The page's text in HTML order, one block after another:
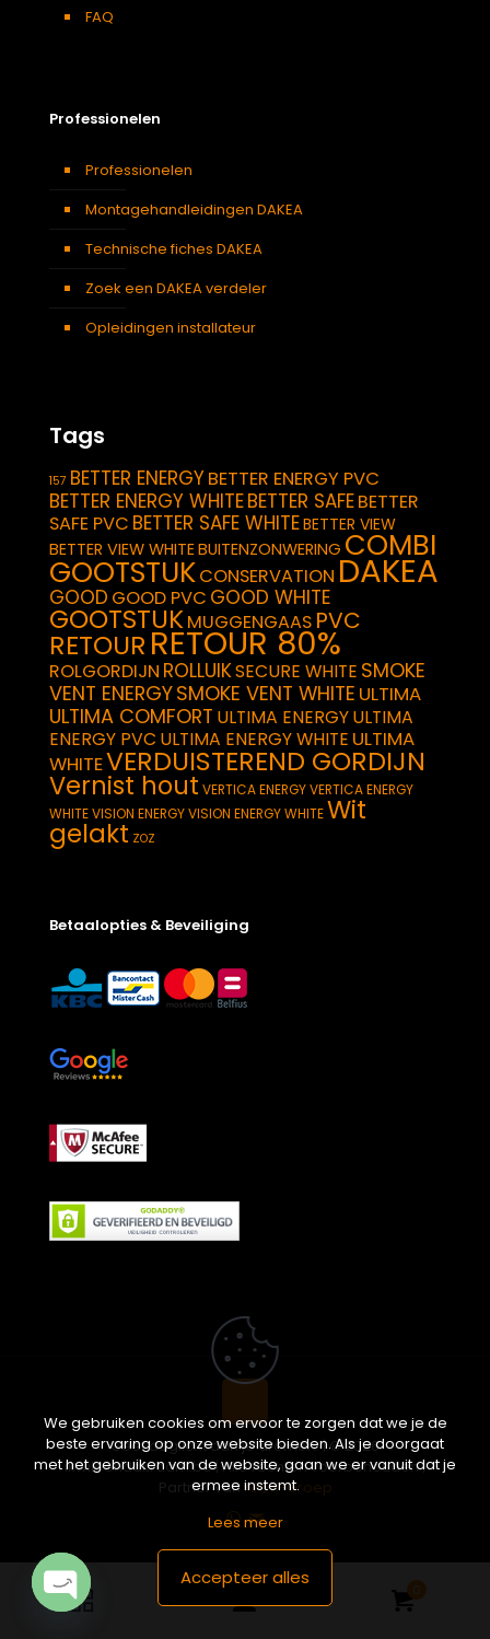
FAQ
Professionelen
Professionelen
Montagehandleidingen DAKEA
Technische fiches DAKEA
Zoek een DAKEA verdeler
Opleidingen installateur
Tags
157 BETTER ENERGYBETTER ENERGY PVC
BETTER ENERGY WHITEBETTER SAFEBETTER
SAFE PVC BETTER SAFE WHITEBETTER VIEW
BETTER VIEW WHITEBUITENZONWERING COMBI
GOOTSTUKCONSERVATION DAKEA
GOOD GOOD PVC GOOD WHITE
GOOTSTUKMUGGENGAAS PVC
RETOUR RETOUR 80%
ROLGORDIJN ROLLUIKSECURE WHITE SMOKE
VENT ENERGYSMOKE VENT WHITE ULTIMA
ULTIMA COMFORT ULTIMA ENERGYULTIMA
ENERGY PVC ULTIMA ENERGY WHITE ULTIMA
WHITEVERDUISTEREND GORDIJN
Vernist hout VERTICA ENERGYVERTICA ENERGY
WHITEVISION ENERGYVISION ENERGY WHITEWit
gelakt ZOZ
Betaalopties & Beveiliging
Geef daglicht aan je dromen. | © 2026
ikwileendakraam.be | Alle rechten voorbehouden |
Partner van APEX-Groep
0
We gebruiken cookies om ervoor te zorgen dat we je de
beste ervaring op onze website bieden. Als je doorgaat
met het gebruiken van de website, gaan we er vanuit dat je
ermee instemt.
Lees meer
Accepteer alles